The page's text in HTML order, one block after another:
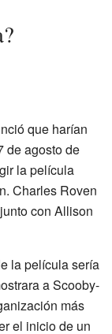
que harían
de agosto de
la película
Charles Roven
con Allison
la película sería
a Scooby-
más
el inicio de un